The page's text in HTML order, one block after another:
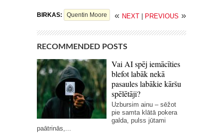
BIRKAS: Quentin Moore « NEXT PREVIOUS »
RECOMMENDED POSTS
Vai AI spēj iemācīties
blefot labāk nekā
pasaules labākie kāršu
spēlētāji?
Uzbursim ainu – sēžot
pie samta klātā pokera
galda, pulss jūtami
paātrinās,...